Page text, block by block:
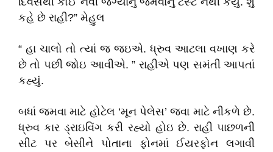
કહે છે રાહી?” મેહુલ
“ હા ચાલો તો ત્યાં જ જઇએ. ધ્રુવ આટલા વખાણ કરે
છે તો પછી જોઇ આવીએ. ” રાહીએ પણ સમંતી આપતાં
કહ્યું.
બધાં જમવા માટે હોટેલ ‘મૂન પેલેસ’ જવા માટે નીકળે છે.
ધ્રુવ કાર ડ્રાઇવિંગ કરી રહ્યો હોઇ છે. રાહી પાછળની
સીટ પર બેસીને પોતાના ફોનમાં ઈયરફોન લગાવી